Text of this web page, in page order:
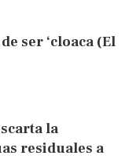
ser ‘cloaca (El
la
residuales a